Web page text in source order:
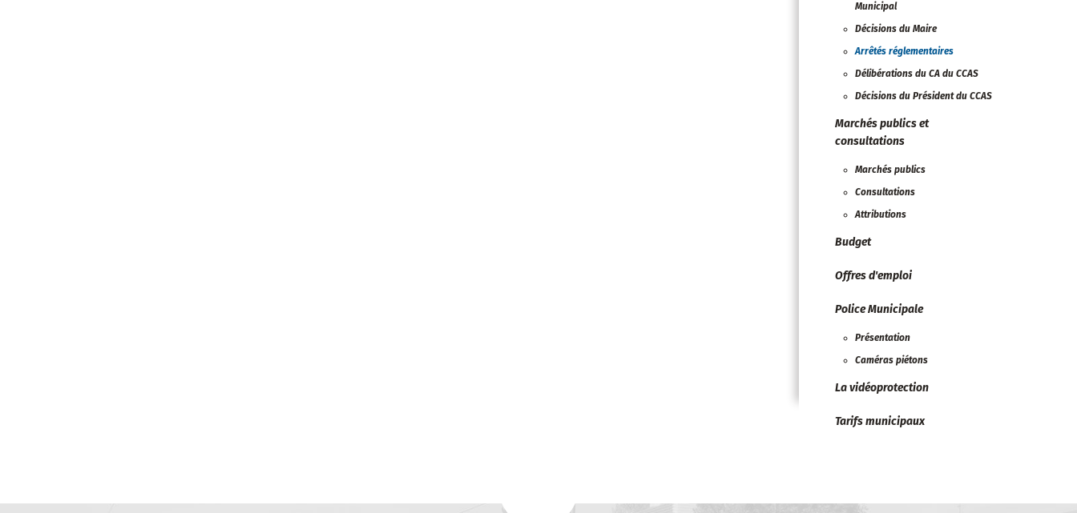
Municipal
Décisions du Maire
Arrêtés réglementaires
Délibérations du CA du CCAS
Décisions du Président du CCAS
Marchés publics et
consultations
Marchés publics
Consultations
Attributions
Budget
Offres d'emploi
Police Municipale
Présentation
Caméras piétons
La vidéoprotection
Tarifs municipaux